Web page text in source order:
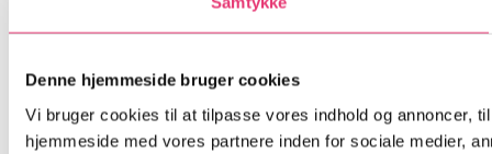
Denne hjemmeside bruger cookies
Vi bruger cookies til at tilpasse vores indhold og annoncer,
hjemmeside med vores partnere inden for sociale medier,